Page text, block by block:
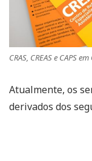
CRAS, CREAS e CAPS
Atualmente, os
derivados dos